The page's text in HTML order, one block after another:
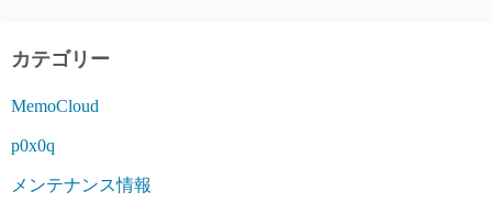
カテゴリー
MemoCloud
p0x0q
メンテナンス情報